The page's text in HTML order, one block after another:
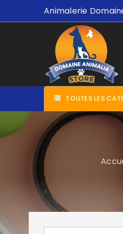
Animalerie
TOUTES LES